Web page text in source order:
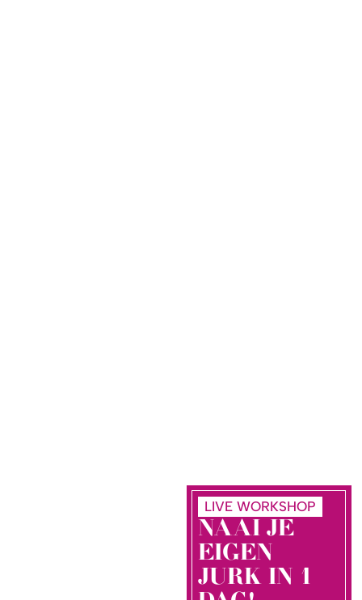
LIVE WORKSHOP
NAAI JE
EIGEN
JURK IN 1